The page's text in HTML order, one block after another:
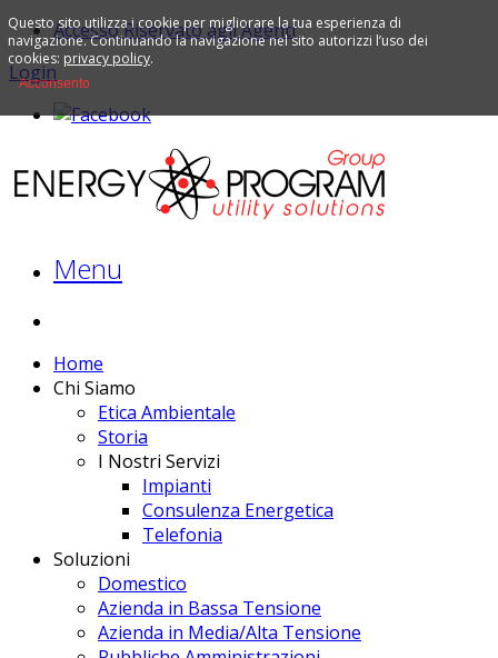
Accesso Riservato agli Agenti
Login
Menu
Home
Chi Siamo
Etica Ambientale
Storia
I Nostri Servizi
Impianti
Consulenza Energetica
Telefonia
Soluzioni
Domestico
Azienda in Bassa Tensione
Azienda in Media/Alta Tensione
Questo sito utilizza i cookie per migliorare la tua esperienza di
navigazione. Continuando la navigazione nel sito autorizzi l’uso dei
cookies: privacy policy.
Acconsento